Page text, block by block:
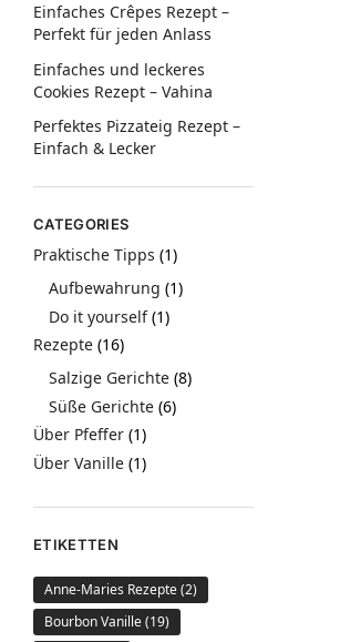
Einfaches Crêpes Rezept –
Perfekt für jeden Anlass
Einfaches und leckeres
Cookies Rezept – Vahina
Perfektes Pizzateig Rezept –
Einfach & Lecker
CATEGORIES
Praktische Tipps (1)
Aufbewahrung (1)
Do it yourself(1)
Rezepte (16)
Salzige Gerichte (8)
Süße Gerichte (6)
Über Pfeffer (1)
Über Vanille (1)
ETIKETTEN
Anne-Maries Rezepte(2)
Bourbon Vanille(19)